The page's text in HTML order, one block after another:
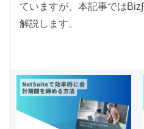
ていますが、本記事では
解説します。